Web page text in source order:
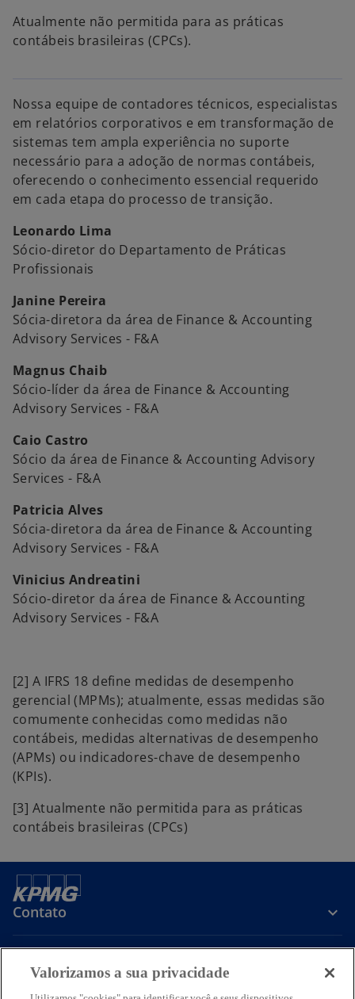
Atualmente não permitida para as práticas
contábeis brasileiras (CPCs).
Nossa equipe de contadores técnicos, especialistas
em relatórios corporativos e em transformação de
sistemas tem ampla experiência no suporte
necessário para a adoção de normas contábeis,
oferecendo o conhecimento essencial requerido
em cada etapa do processo de transição.
Leonardo Lima
Sócio-diretor do Departamento de Práticas
Profissionais
Janine Pereira
Sócia-diretora da área de Finance & Accounting
Advisory Services - F&A
Magnus Chaib
Sócio-líder da área de Finance & Accounting
Advisory Services - F&A
Caio Castro
Sócio da área de Finance & Accounting Advisory
Services - F&A
Patricia Alves
Sócia-diretora da área de Finance & Accounting
Advisory Services - F&A
Vinicius Andreatini
Sócio-diretor da área de Finance & Accounting
Advisory Services - F&A
[2] A IFRS 18 define medidas de desempenho
gerencial (MPMs); atualmente, essas medidas são
comumente conhecidas como medidas não
contábeis, medidas alternativas de desempenho
(APMs) ou indicadores-chave de desempenho
(KPIs).
[3] Atualmente não permitida para as práticas
contábeis brasileiras (CPCs)
Contato
Sobre a KPMG
Valorizamos a sua privacidade